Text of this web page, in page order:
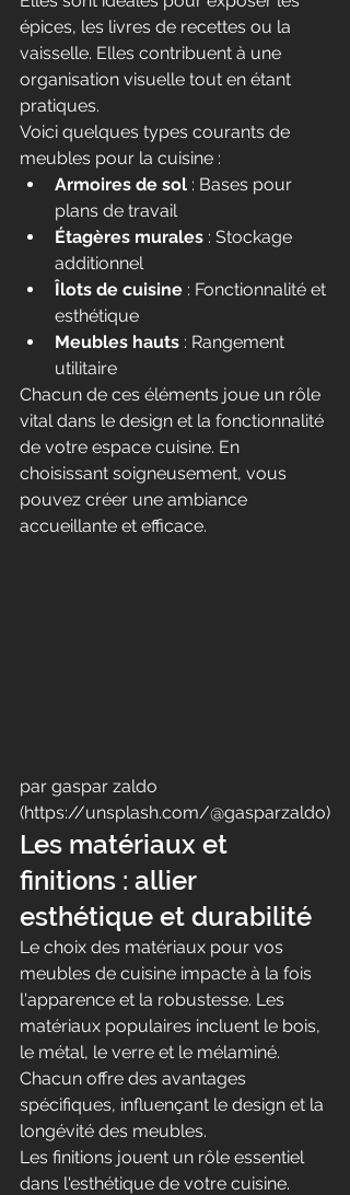
épices, les livres de recettes ou la
vaisselle. Elles contribuent à une
organisation visuelle tout en étant
pratiques.
Voici quelques types courants de
meubles pour la cuisine :
Armoires de sol : Bases pour
plans de travail
Étagères murales : Stockage
additionnel
Îlots de cuisine : Fonctionnalité et
esthétique
Meubles hauts : Rangement
utilitaire
Chacun de ces éléments joue un rôle
vital dans le design et la fonctionnalité
de votre espace cuisine. En
choisissant soigneusement, vous
pouvez créer une ambiance
accueillante et efficace.
par gaspar zaldo
(https://unsplash.com/@gasparzaldo)
Les matériaux et
finitions : allier
esthétique et durabilité
Le choix des matériaux pour vos
meubles de cuisine impacte à la fois
l'apparence et la robustesse. Les
matériaux populaires incluent le bois,
le métal, le verre et le mélaminé.
Chacun offre des avantages
spécifiques, influençant le design et la
longévité des meubles.
Les finitions jouent un rôle essentiel
dans l'esthétique de votre cuisine.